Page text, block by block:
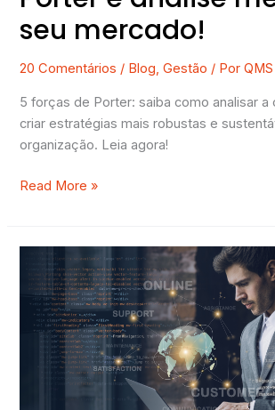
seu mercado!
20 Comentários / Blog,Gestão / Por
5 forças de Porter: saiba como analisar a
criar estratégias mais robustas e
organização. Leia agora!
Read More »
Transição
ISO
27001:2022
Informações